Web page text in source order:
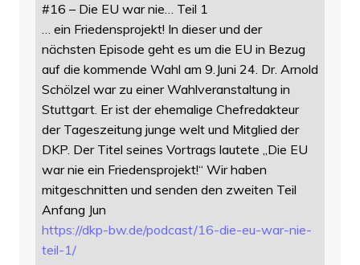
#16 – Die EU war nie… Teil 1
… ein Friedensprojekt! In dieser und der
nächsten Episode geht es um die EU in Bezug
auf die kommende Wahl am 9.Juni 24. Dr. Arnold
Schölzel war zu einer Wahlveranstaltung in
Stuttgart. Er ist der ehemalige Chefredakteur
der Tageszeitung junge welt und Mitglied der
DKP. Der Titel seines Vortrags lautete „Die EU
war nie ein Friedensprojekt!“ Wir haben
mitgeschnitten und senden den zweiten Teil
Anfang Jun
https://dkp-bw.de/podcast/16-die-eu-war-nie-
teil-1/